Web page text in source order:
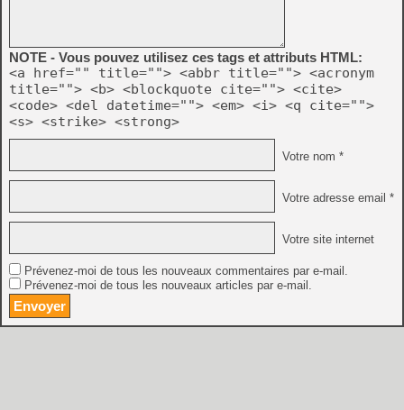
NOTE - Vous pouvez utilisez ces tags et attributs HTML:
<a href="" title=""> <abbr title=""> <acronym
title=""> <b> <blockquote cite=""> <cite>
<code> <del datetime=""> <em> <i> <q cite="">
<s> <strike> <strong>
Votre nom *
Votre adresse email *
Votre site internet
Prévenez-moi de tous les nouveaux commentaires par e-mail.
Prévenez-moi de tous les nouveaux articles par e-mail.